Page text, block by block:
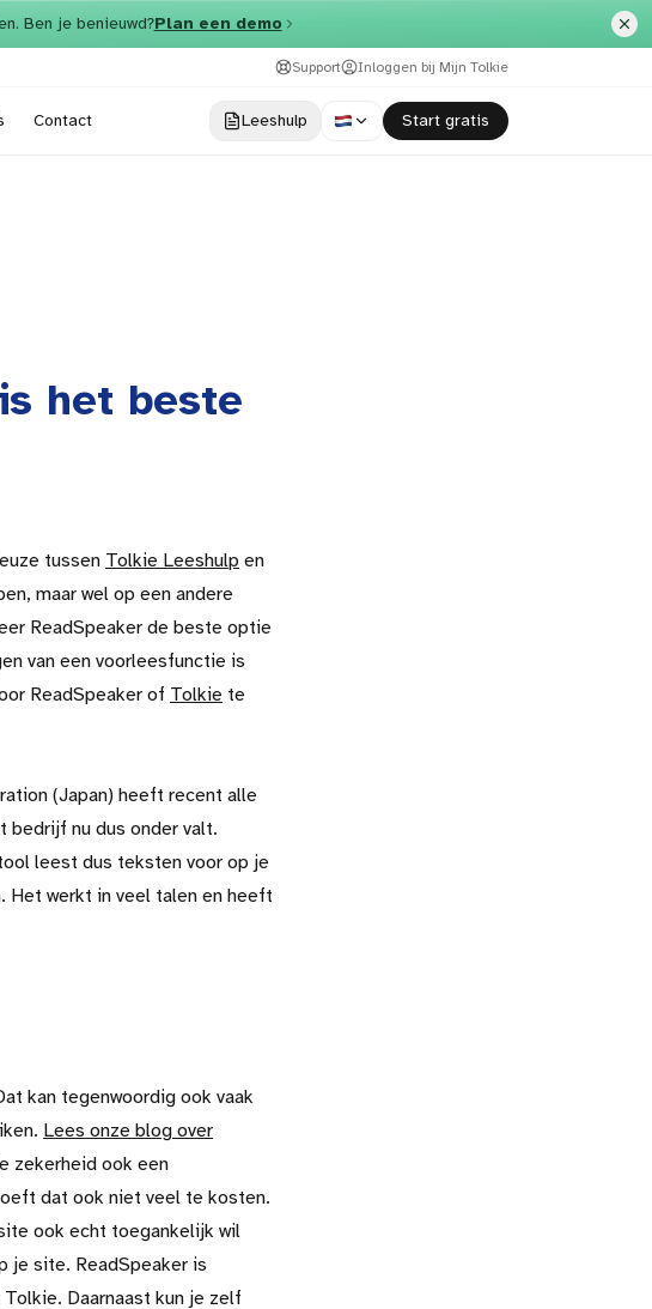
Ben je benieuwd?Plan een demo
Support Inloggen bij Mijn Tolkie
Contact Leeshulp ​Start gratis
het beste
tussen Tolkie Leeshulp en
maar wel op een andere
ReadSpeaker de beste optie
van een voorleesfunctie is
ReadSpeaker of Tolkie te
(Japan) heeft recent alle
bedrijf nu dus onder valt.
leest dus teksten voor op je
Het werkt in veel talen en heeft
kan tegenwoordig ook vaak
Lees onze blog over
zekerheid ook een
dat ook niet veel te kosten.
ook echt toegankelijk wil
je site. ReadSpeaker is
Daarnaast kun je zelf